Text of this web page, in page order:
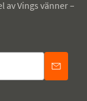
av Vings vänner –